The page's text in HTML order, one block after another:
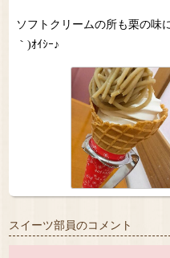
ソフトクリームの所も栗の味
｀)ｵｲｼｰ♪
スイーツ部員のコメント